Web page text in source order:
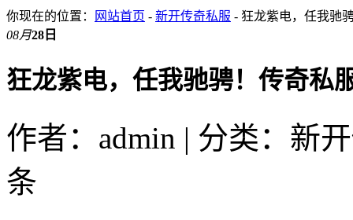
你现在的位置： 网站首页 - 新开传奇私服 - 狂龙紫电，任我驰
08月28日
狂龙紫电，任我驰骋！传奇私
作者：admin | 分类：新
条